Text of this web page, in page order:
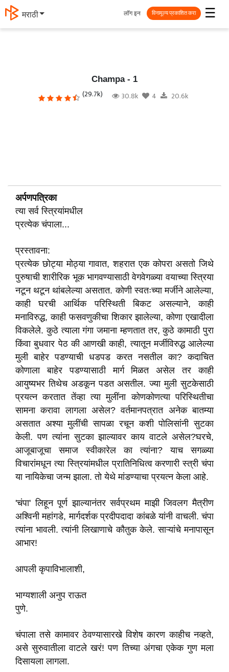
मराठी ☰
लॉग इन विनामूल्य प्रकाशित करा
Champa - 1
(29.7k) 30.8k 4 20.6k
अर्पणपत्रिका
त्या सर्व स्त्रियांमधील
प्रत्येक चंपाला...
प्रस्तावना:
प्रत्येक छोट्या मोठ्या गावात, शहरात एक कोपरा असतो जिथे
पुरुषाची शारीरिक भूक भागवण्यासाठी वेगवेगळ्या वयाच्या स्त्रिया
नटून थटून थांबलेल्या असतात. कोणी स्वतःच्या मर्जीने आलेल्या,
काही घरची आर्थिक परिस्थिती बिकट असल्याने, काही
मनाविरुद्ध, काही फसवणुकीचा शिकार झालेल्या, कोणा एखादीला
विकलेले. कुठे त्याला गंगा जमाना म्हणतात तर, कुठे कामाठी पुरा
किंवा बुधवार पेठ की आणखी काही, त्यातून मर्जीविरुद्ध आलेल्या
मुली बाहेर पडण्याची धडपड करत नसतील का? कदाचित
कोणाला बाहेर पडण्यासाठी मार्ग मिळत असेल तर काही
आयुष्यभर तिथेच अडकून पडत असतील. ज्या मुली सुटकेसाठी
प्रयत्न करतात तेंव्हा त्या मुलींना कोणकोणत्या परिस्थितीचा
सामना करावा लागला असेल? वर्तमानपत्रात अनेक बातम्या
असतात अश्या मुलींची सापळा रचून कशी पोलिसांनी सुटका
केली. पण त्यांना सुटका झाल्यावर काय वाटले असेल?घरचे,
आजूबाजूचा समाज स्वीकारेल का त्यांना? याच सगळ्या
विचारांमधून त्या स्त्रियांमधील प्रातिनिधित्व करणारी स्त्री चंपा
या नायिकेचा जन्म झाला. तो येथे मांडण्याचा प्रयत्न केला आहे.
'चंपा' लिहून पूर्ण झाल्यानंतर सर्वप्रथम माझी जिवलग मैत्रीण
अश्विनी महांगडे, मार्गदर्शक प्रदीपदादा कांबळे यांनी वाचली. चंपा
त्यांना भावली. त्यांनी लिखाणाचे कौतुक केले. साऱ्यांचे मनापासून
आभार!
आपली कृपाविभालाशी,
भाग्यशाली अनुप राऊत
पुणे.
चंपाला तसे कामावर ठेवण्यासारखे विशेष कारण काहीच नव्हते,
असे सुरुवातीला वाटले खरं! पण तिच्या अंगचा एकेक गुण मला
दिसायला लागला.